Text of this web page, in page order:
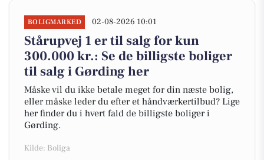
BOLIGMARKED 02-08-2026 10:01
Stårupvej 1 er til salg for kun
300.000 kr.: Se de billigste boliger
til salg i Gørding her
Måske vil du ikke betale meget for din næste bolig,
eller måske leder du efter et håndværkertilbud? Lige
her finder du i hvert fald de billigste boliger i
Gørding.
Kilde: Boliga